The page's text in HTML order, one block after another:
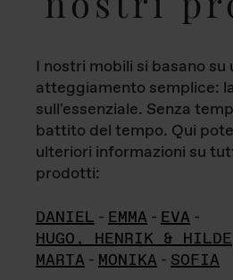
I nostri mobili si basano su
atteggiamento semplice:
sull'essenziale. Senza
battito del tempo. Qui
ulteriori informazioni su
prodotti:
DANIEL - EMMA - EVA -
HUGO, HENRIK & HILDE
MARTA - MONIKA - SOFIA